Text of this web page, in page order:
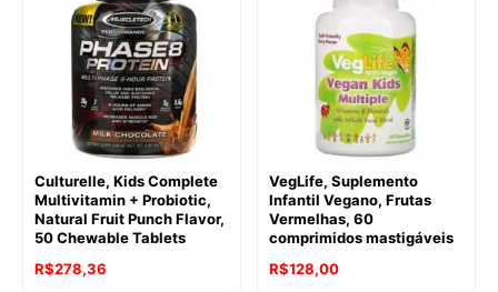
Culturelle, Kids Complete
Multivitamin + Probiotic,
Natural Fruit Punch Flavor,
50 Chewable Tablets
R$278,36
VegLife, Suplemento
Infantil Vegano, Frutas
Vermelhas, 60
comprimidos mastigáveis
R$128,00